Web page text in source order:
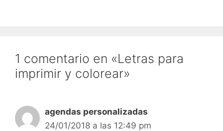
1 comentario en «Letras para
imprimir y colorear»
agendas personalizadas
24/01/2018 a las 12:49 pm